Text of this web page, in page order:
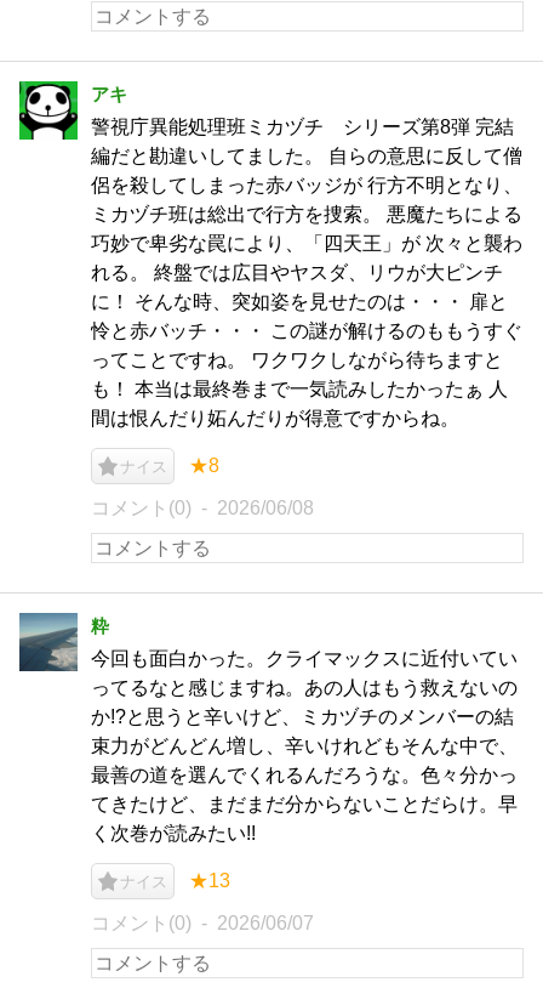
アキ
警視庁異能処理班ミカヅチ シリーズ第8弾 完結
編だと勘違いしてました。 自らの意思に反して僧
侶を殺してしまった赤バッジが 行方不明となり、
ミカヅチ班は総出で行方を捜索。 悪魔たちによる
巧妙で卑劣な罠により、「四天王」が 次々と襲わ
れる。 終盤では広目やヤスダ、リウが大ピンチ
に！ そんな時、突如姿を見せたのは・・・ 扉と
怜と赤バッチ・・・ この謎が解けるのももうすぐ
ってことですね。 ワクワクしながら待ちますと
も！ 本当は最終巻まで一気読みしたかったぁ 人
間は恨んだり妬んだりが得意ですからね。
ナイス ★8
コメント(0) 2026/06/08
粋
今回も面白かった。クライマックスに近付いてい
ってるなと感じますね。あの人はもう救えないの
か!?と思うと辛いけど、ミカヅチのメンバーの結
束力がどんどん増し、辛いけれどもそんな中で、
最善の道を選んでくれるんだろうな。色々分かっ
てきたけど、まだまだ分からないことだらけ。早
く次巻が読みたい!!
ナイス ★13
コメント(0) 2026/06/07